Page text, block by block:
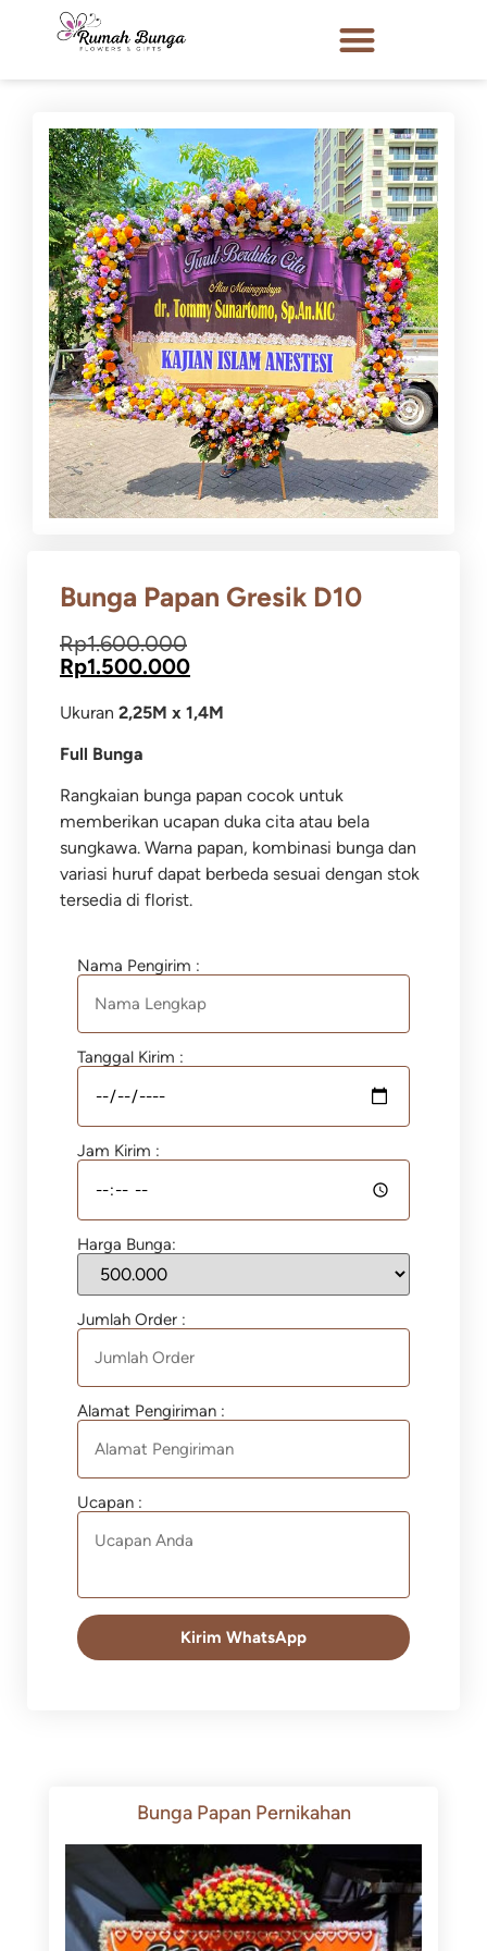
Bunga Papan Gresik D10
Rp1.600.000
Rp1.500.000
Ukuran 2,25M x 1,4M
Full Bunga
Rangkaian bunga papan cocok untuk
memberikan ucapan duka cita atau bela
sungkawa. Warna papan, kombinasi bunga dan
variasi huruf dapat berbeda sesuai dengan stok
tersedia di florist.
Nama Pengirim :
Tanggal Kirim :
Jam Kirim :
Harga Bunga:
Jumlah Order :
Alamat Pengiriman :
Ucapan :
Kirim WhatsApp
Bunga Papan Pernikahan